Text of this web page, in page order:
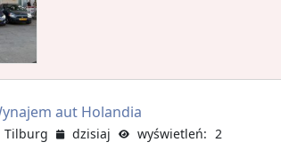
aut Holandia
Tilburg dzisiaj wyświetleń: 2